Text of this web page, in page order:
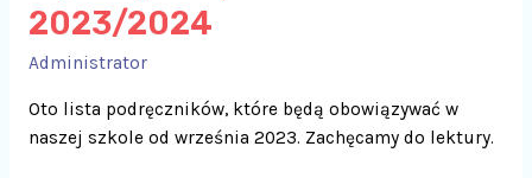
2023/2024
Administrator
Oto lista podręczników, które będą obowiązywać w
naszej szkole od września 2023. Zachęcamy do lektury.
2023/2024